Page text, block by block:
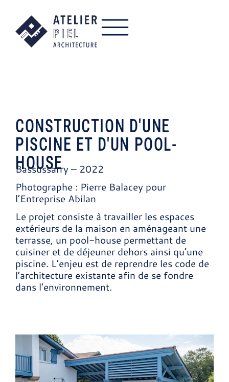
CONSTRUCTION D'UNE
PISCINE ET D'UN POOL-
HOUSE
Bassussarry – 2022
Photographe : Pierre Balacey pour
l’Entreprise Abilan
Le projet consiste à travailler les espaces
extérieurs de la maison en aménageant une
terrasse, un pool-house permettant de
cuisiner et de déjeuner dehors ainsi qu’une
piscine. L’enjeu est de reprendre les code de
l’architecture existante afin de se fondre
dans l’environnement.